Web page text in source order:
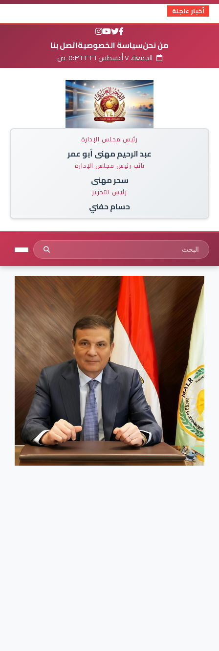
أخبار عاجلة
من نحنسياسة الخصوصيةاتصل بنا
الجمعة، ٧ أغسطس ٢٠٢٦ ٠٥:٣٦ ص
رئيس مجلس الإدارة
عبد الرحيم مهنى أبو عمر
نائب رئيس مجلس الإدارة
سحر مهنى
رئيس التحرير
حسام حفني